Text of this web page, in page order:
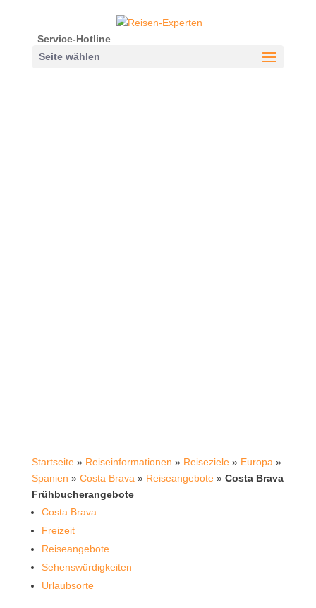
Service-Hotline
Seite wählen
Startseite» Reiseinformationen » Reiseziele» Europa »
Spanien » Costa Brava » Reiseangebote» Costa Brava
Frühbucherangebote
Costa Brava
Freizeit
Reiseangebote
Sehenswürdigkeiten
Urlaubsorte